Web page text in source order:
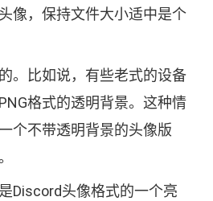
像，保持文件大小适中是个
。比如说，有些老式的设备
格式的透明背景。这种情
个不带透明背景的头像版
Discord头像格式的一个亮